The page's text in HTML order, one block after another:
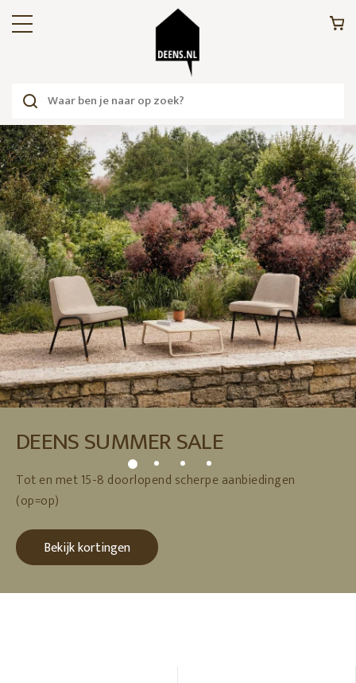
DEENS SUMMER SALE
Tot en met 15-8 doorlopend scherpe aanbiedingen
(op=op)
Bekijk kortingen